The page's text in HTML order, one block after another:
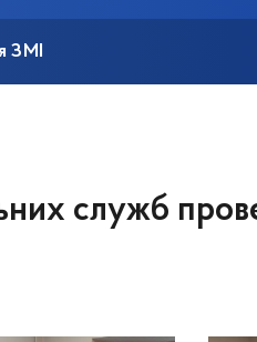
ЗМІ
служб